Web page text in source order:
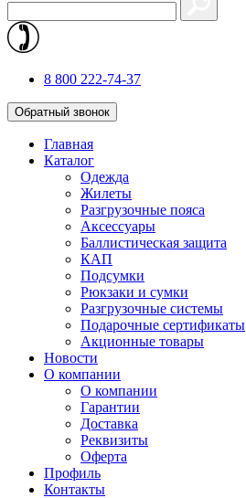
8 800 222-74-37
Обратный звонок
Главная
Каталог
Одежда
Жилеты
Разгрузочные пояса
Аксессуары
Баллистическая защита
КАП
Подсумки
Рюкзаки и сумки
Разгрузочные системы
Подарочные сертификаты
Акционные товары
Новости
О компании
О компании
Гарантии
Доставка
Реквизиты
Оферта
Профиль
Контакты